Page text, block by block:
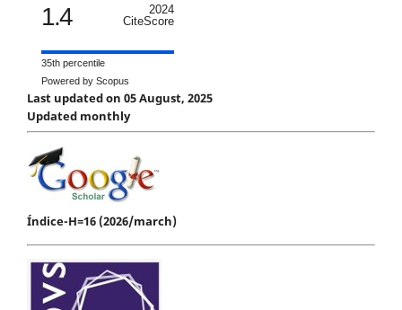
1.4
2024
CiteScore
35th percentile
Powered by Scopus
Last updated on 05 August, 2025
Updated monthly
Índice-H=16 (2026/march)